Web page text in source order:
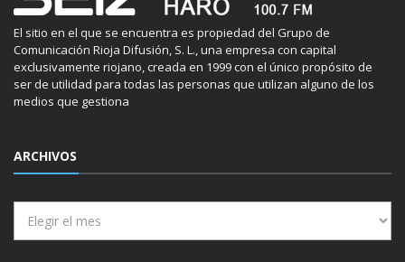
El sitio en el que se encuentra es propiedad del Grupo de
Comunicación Rioja Difusión, S. L., una empresa con capital
exclusivamente riojano, creada en 1999 con el único propósito de
ser de utilidad para todas las personas que utilizan alguno de los
medios que gestiona
ARCHIVOS